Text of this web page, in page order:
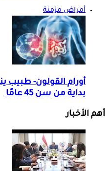
أمراض مزمنة
أورام القولون- طبيب
بداية من سن 45 عامًا
أهم الأخبار